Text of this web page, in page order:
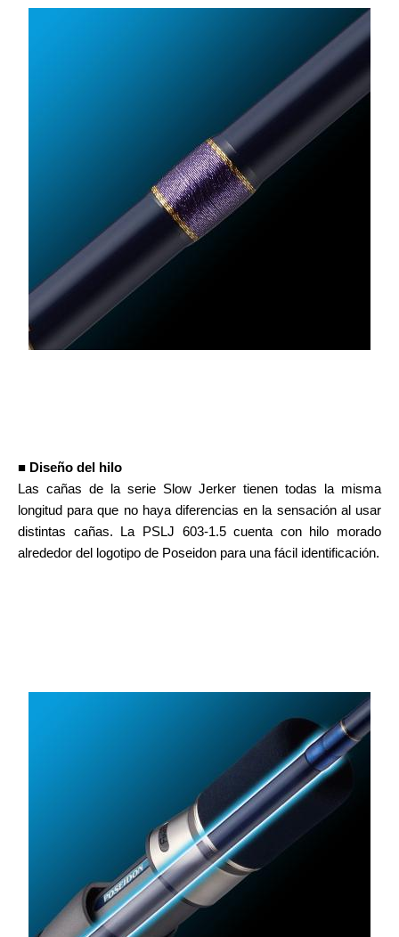
■ Diseño del hilo
Las cañas de la serie Slow Jerker tienen todas la misma
longitud para que no haya diferencias en la sensación al usar
distintas cañas. La PSLJ 603-1.5 cuenta con hilo morado
alrededor del logotipo de Poseidon para una fácil identificación.